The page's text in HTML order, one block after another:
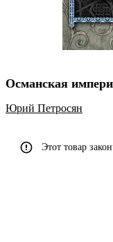
Османская
Юрий Петросян
Этот товар